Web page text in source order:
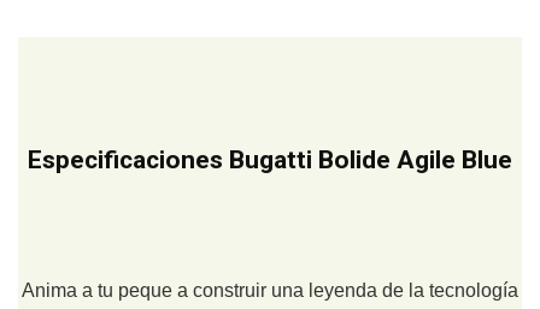
Especificaciones Bugatti Bolide Agile Blue
Anima a tu peque a construir una leyenda de la tecnología